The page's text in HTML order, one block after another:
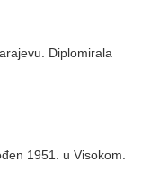
Diplomirala
1951. u Visokom.